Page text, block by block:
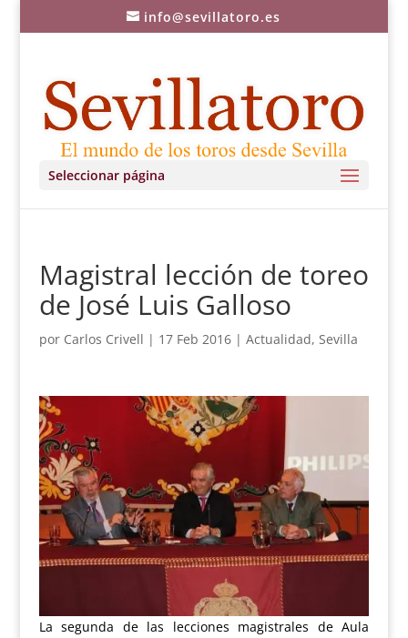
info@sevillatoro.es
Seleccionar página
Magistral lección de toreo
de José Luis Galloso
por Carlos Crivell | 17 Feb 2016| Actualidad, Sevilla
La segunda de las lecciones magistrales de Aula